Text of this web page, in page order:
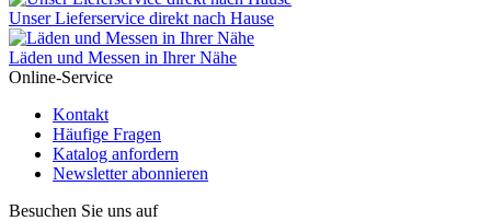
Unser Lieferservice direkt nach Hause
Läden und Messen in Ihrer Nähe
Online-Service
Kontakt
Häufige Fragen
Katalog anfordern
Newsletter abonnieren
Besuchen Sie uns auf